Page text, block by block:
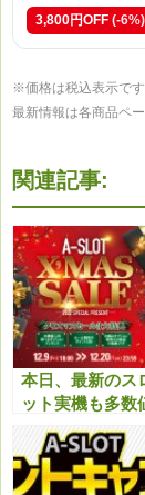
3,800円OFF (-6%)
※価格は税込表示です
最新情報は各商品ペ
関連記事:
本日、最新のス
ット実機も多数
下げ！クリスマ
セール特典と合
せてどうぞ！！